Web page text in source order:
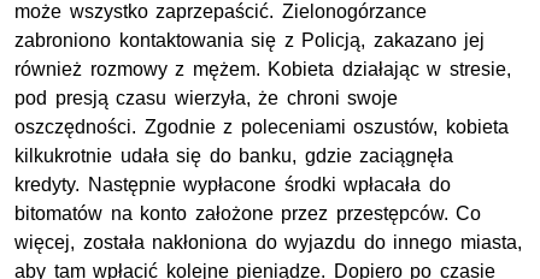
może wszystko zaprzepaścić. Zielonogórzance
zabroniono kontaktowania się z Policją, zakazano jej
również rozmowy z mężem. Kobieta działając w stresie,
pod presją czasu wierzyła, że chroni swoje
oszczędności. Zgodnie z poleceniami oszustów, kobieta
kilkukrotnie udała się do banku, gdzie zaciągnęła
kredyty. Następnie wypłacone środki wpłacała do
bitomatów na konto założone przez przestępców. Co
więcej, została nakłoniona do wyjazdu do innego miasta,
aby tam wpłacić kolejne pieniądze. Dopiero po czasie